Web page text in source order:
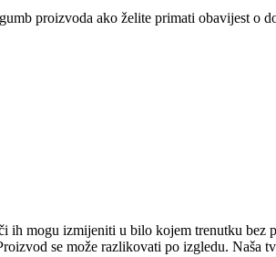
proizvoda ako želite primati obavijest o
mogu izmijeniti u bilo kojem trenutku bez
se može razlikovati po izgledu. Naša